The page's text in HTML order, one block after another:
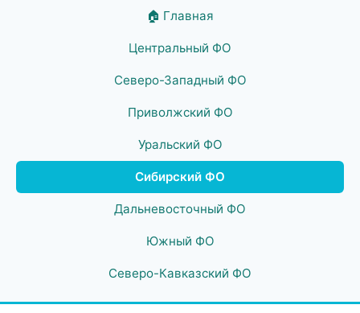
🏠 Главная
Центральный ФО
Северо-Западный ФО
Приволжский ФО
Уральский ФО
Сибирский ФО
Дальневосточный ФО
Южный ФО
Северо-Кавказский ФО